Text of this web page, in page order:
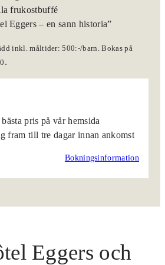
frukostbuffé
Eggers – en sann historia”
inkl. måltider: 500:-/barn. Bokas på
.
pris på vår hemsida
fram till tre dagar innan ankomst
Bokningsinformation
Eggers och